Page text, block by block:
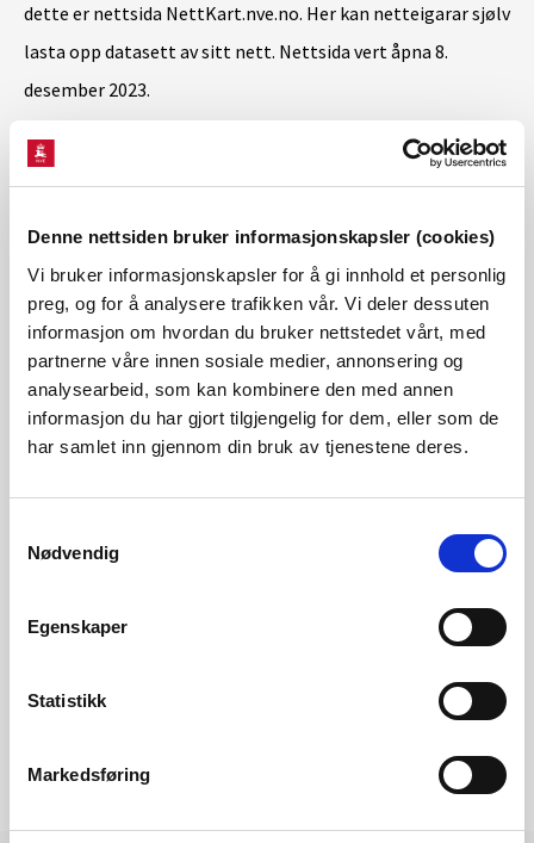
Denne nettsiden bruker informasjonskapsler (cookies)
Vi bruker informasjonskapsler for å gi innhold et personlig
preg, og for å analysere trafikken vår. Vi deler dessuten
informasjon om hvordan du bruker nettstedet vårt, med
partnerne våre innen sosiale medier, annonsering og
analysearbeid, som kan kombinere den med annen
informasjon du har gjort tilgjengelig for dem, eller som de
har samlet inn gjennom din bruk av tjenestene deres.
Nødvendig
Egenskaper
Statistikk
Markedsføring
dette er nettsida NettKart.nve.no. Her kan netteigarar sjølv
lasta opp datasett av sitt nett. Nettsida vert åpna 8.
desember 2023.
I tillegg har NVE digitalisert alle grenser mellom e-verk, og
(områdekonsesjon). NVE har laga eit landskart der alle
Områdekonsesjonar teikna inn.
Kart overnettanlegg og områdekonsesjonar
Kontaktperson
Maren Refsnes Brubæk